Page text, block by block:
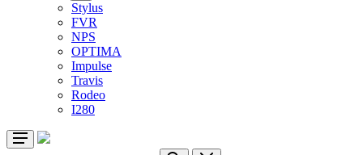
Stylus
FVR
NPS
OPTIMA
Impulse
Travis
Rodeo
I280